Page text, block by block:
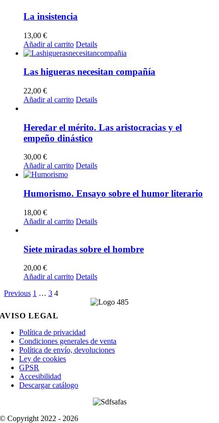
La insistencia
13,00 €
Añadir al carrito Details
Las higueras necesitan compañía
22,00 €
Añadir al carrito Details
Heredar el mérito. Las aristocracias y el
empeño dinástico
30,00 €
Añadir al carrito Details
Humorismo. Ensayo sobre el humor literario
18,00 €
Añadir al carrito Details
Siete miradas sobre el hombre
20,00 €
Añadir al carrito Details
Previous 1 … 3 4
AVISO LEGAL
Política de privacidad
Condiciones generales de venta
Política de envío, devoluciones
Ley de cookies
GPSR
Accesibilidad
Descargar catálogo
© Copyright 2022 - 2026